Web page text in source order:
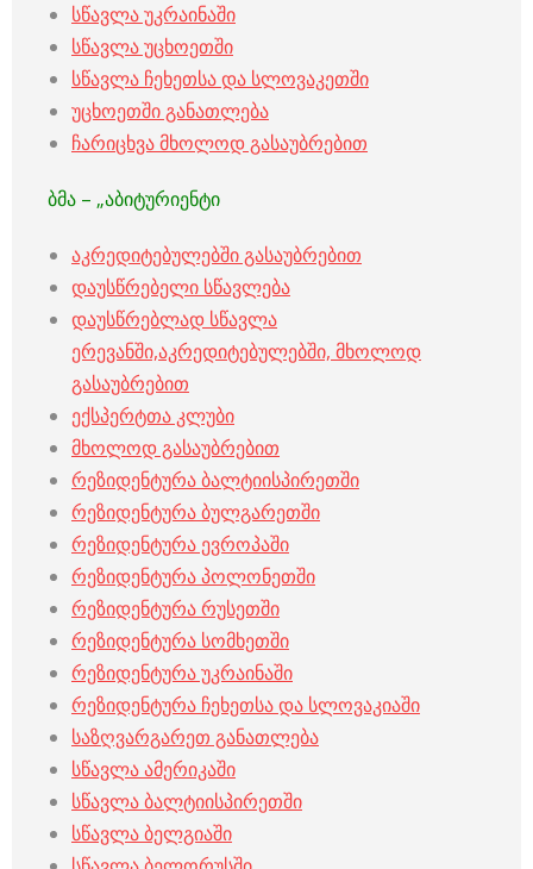
სწავლა უკრაინაში
სწავლა უცხოეთში
სწავლა ჩეხეთსა და სლოვაკეთში
უცხოეთში განათლება
ჩარიცხვა მხოლოდ გასაუბრებით
ბმა – „აბიტურიენტი
აკრედიტებულებში გასაუბრებით
დაუსწრებელი სწავლება
დაუსწრებლად სწავლა
ერევანში,აკრედიტებულებში, მხოლოდ
გასაუბრებით
ექსპერტთა კლუბი
მხოლოდ გასაუბრებით
რეზიდენტურა ბალტიისპირეთში
რეზიდენტურა ბულგარეთში
რეზიდენტურა ევროპაში
რეზიდენტურა პოლონეთში
რეზიდენტურა რუსეთში
რეზიდენტურა სომხეთში
რეზიდენტურა უკრაინაში
რეზიდენტურა ჩეხეთსა და სლოვაკიაში
საზღვარგარეთ განათლება
სწავლა ამერიკაში
სწავლა ბალტიისპირეთში
სწავლა ბელგიაში